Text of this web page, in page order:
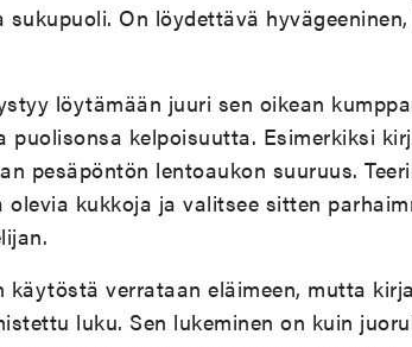
sukupuoli. On löydettävä
löytämään juuri sen oikean
kelpoisuutta. Esimerkiksi
pesäpöntön lentoaukon suuruus.
olevia kukkoja ja valitsee sitten
käytöstä verrataan eläimeen, mutta
luku. Sen lukeminen on kuin